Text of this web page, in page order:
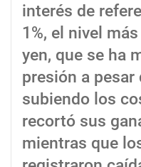
interés de
1%, el nivel
yen, que se ha
presión a pesar
subiendo los
recortó sus
mientras que